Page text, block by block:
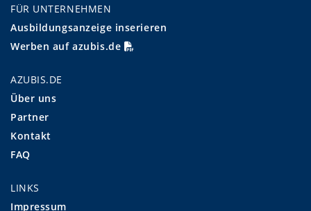
FÜR UNTERNEHMEN
Ausbildungsanzeige inserieren
Werben auf azubis.de
AZUBIS.DE
Über uns
Partner
Kontakt
FAQ
LINKS
Impressum